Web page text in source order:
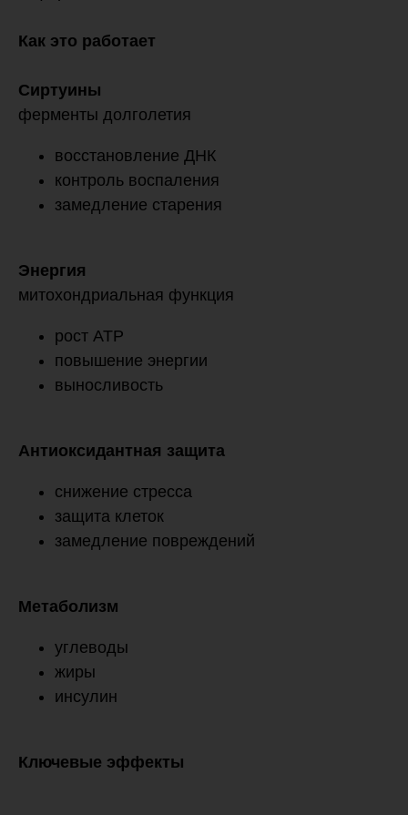
Как это работает
Сиртуины
ферменты долголетия
восстановление ДНК
контроль воспаления
замедление старения
Энергия
митохондриальная функция
рост ATP
повышение энергии
выносливость
Антиоксидантная защита
снижение стресса
защита клеток
замедление повреждений
Метаболизм
углеводы
жиры
инсулин
Ключевые эффекты